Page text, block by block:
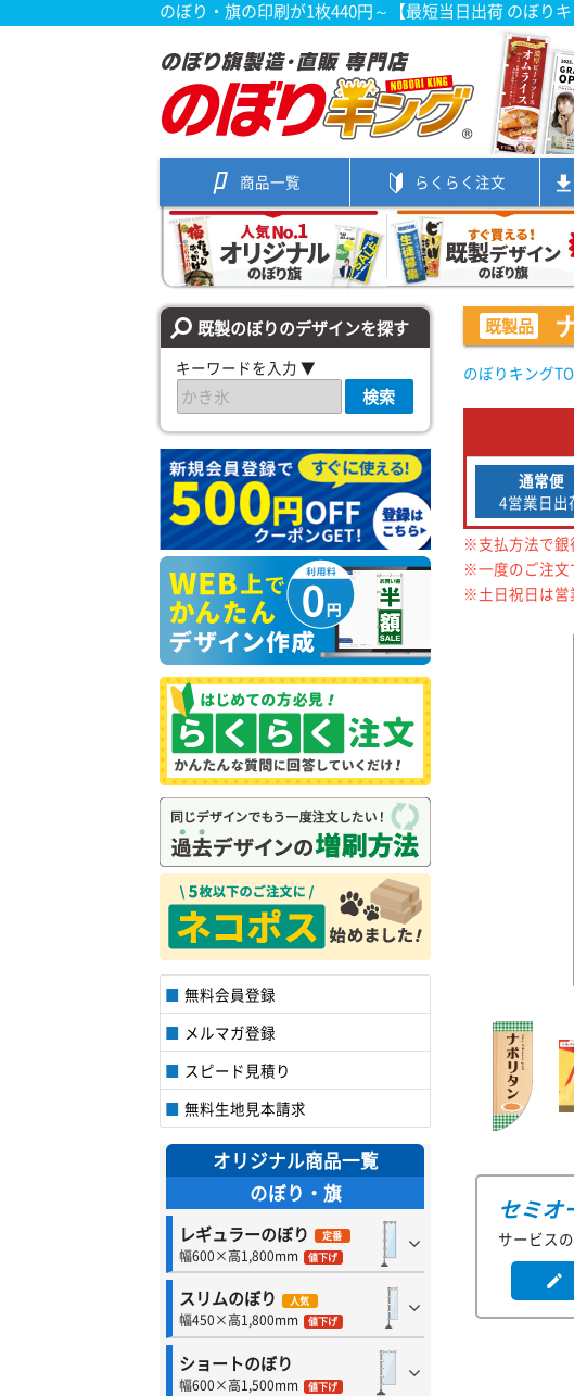
のぼり・旗の印刷が1枚440円～【最短当日出荷 のぼりキ
商品一覧 らくらく注文
既製のぼりのデザインを探す
キーワードを入力 ▼
検索
無料会員登録
メルマガ登録
スピード見積り
無料生地見本請求
オリジナル商品一覧
のぼり・旗
レギュラーのぼり 定番
幅600×高1,800mm 値下げ
スリムのぼり 人気
幅450×高1,800mm 値下げ
ショートのぼり
幅600×高1,500mm 値下げ
既製品
のぼりキング
通常便
4営業日出
※支払方法で銀
※一度のご注文
※土日祝日は営
セミオ
サービス
edit